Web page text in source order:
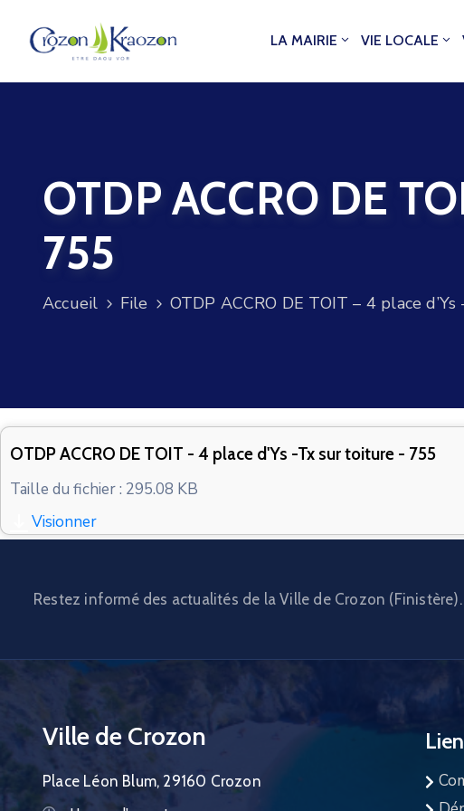
LA MAIRIE VIE LOCALE
OTDP ACCRO DE
755
Accueil File OTDP ACCRO DE TOIT – 4 place
OTDP ACCRO DE TOIT - 4 place d'Ys -Tx sur toiture - 755
Taille du fichier : 295.08 KB
Visionner
Restez informé des actualités de la Ville de Crozon (Finistère).
Ville de Crozon
Place Léon Blum, 29160 Crozon